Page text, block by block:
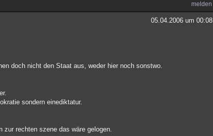
melden
05.04.2006 um 00:08
doch nicht den Staat aus, weder hier noch sonstwo.
sondern einediktatur.
zur rechten szene das wäre gelogen.